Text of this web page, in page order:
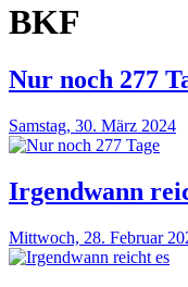
BKF
Nur noch 277
Samstag, 30. März 2024
Irgendwann
Mittwoch, 28. Februar